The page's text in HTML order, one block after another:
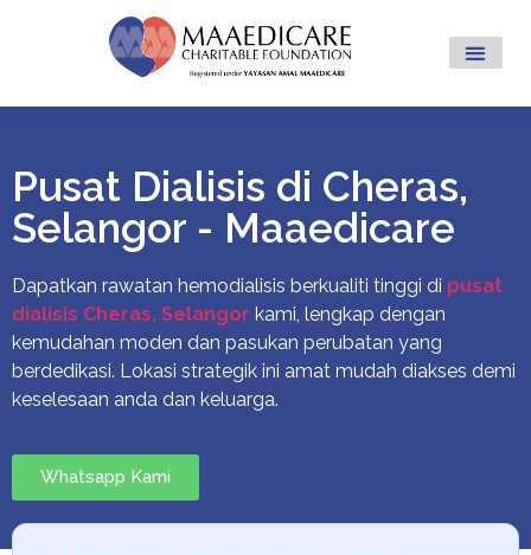
Pusat Dialisis di Cheras,
Selangor - Maaedicare
Dapatkan rawatan hemodialisis berkualiti tinggi di pusat
dialisis Cheras, Selangor kami, lengkap dengan
kemudahan moden dan pasukan perubatan yang
berdedikasi. Lokasi strategik ini amat mudah diakses demi
keselesaan anda dan keluarga.
Whatsapp Kami